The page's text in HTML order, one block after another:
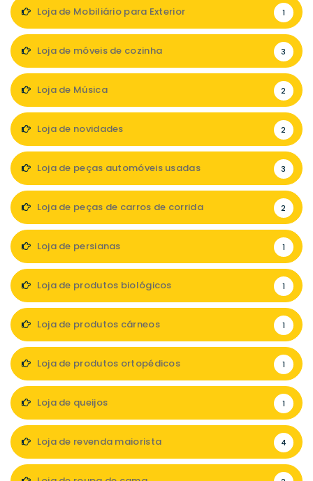
Loja de Mobiliário para Exterior 1
Loja de móveis de cozinha 3
Loja de Música 2
Loja de novidades 2
Loja de peças automóveis usadas 3
Loja de peças de carros de corrida 2
Loja de persianas 1
Loja de produtos biológicos 1
Loja de produtos cárneos 1
Loja de produtos ortopédicos 1
Loja de queijos 1
Loja de revenda maiorista 4